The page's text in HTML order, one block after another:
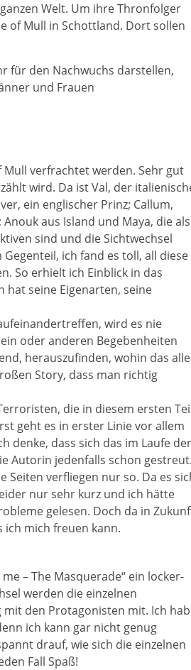
Welt. Um ihre Thronfolger
of Mull in Schottland. Dort sollen
für den Nachwuchs darstellen,
und Frauen
Mull verfrachtet werden. Sehr gut
wird. Da ist Val, der
ein englischer Prinz; Callum,
aus Island und Maya, die als
sind und die Sichtwechsel
ich fand es toll, all diese
So erhielt ich Einblick in das
hat seine Eigenarten, seine
wird es nie
oder anderen Begebenheiten
herauszufinden, wohin das
Story, dass man richtig
die in diesem ersten
geht es in erster Linie vor allem
denke, dass sich das im Laufe der
Autorin jedenfalls schon gestreut.
Seiten verfliegen nur so. Da es
nur sehr kurz und ich hätte
gelesen. Doch da in
ich mich freuen kann.
– The Masquerade“ ein locker-
werden die einzelnen
den Protagonisten mit. Ich hab
ich kann gar nicht genug
drauf, wie sich die einzelnen
Fall Spaß!